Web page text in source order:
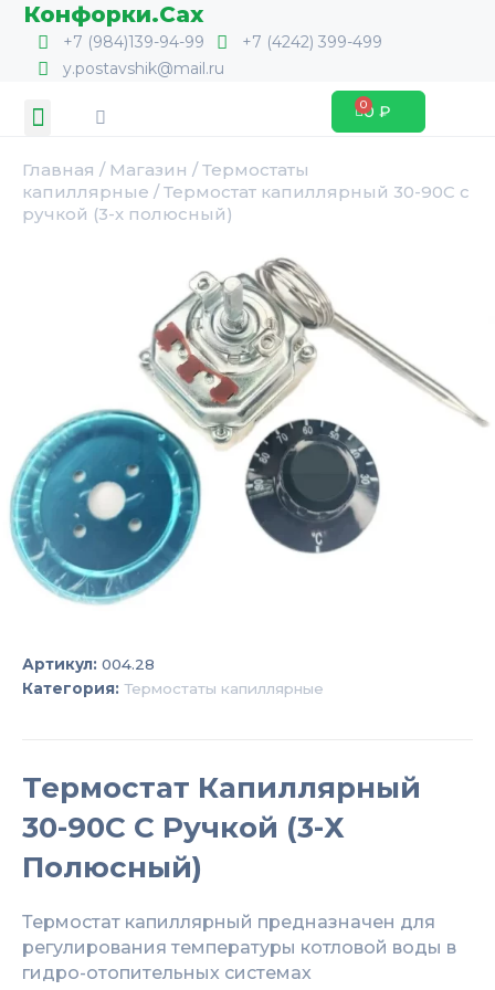
Перейти
содержимому
Конфорки.Сах
+7 (984)139-94-99
+7 (4242) 399-499
y.postavshik@mail.ru
MenuSearch 0₽
Cart
Главная / Магазин /Термостаты
капиллярные / Термостат капиллярный 30-90С с
ручкой (3-х полюсный)
Артикул: 004.28
Категория: Термостаты капиллярные
Термостат Капиллярный
30-90С С Ручкой (3-Х
Полюсный)
Термостат капиллярный предназначен для
регулирования температуры котловой воды в
гидро-отопительных системах